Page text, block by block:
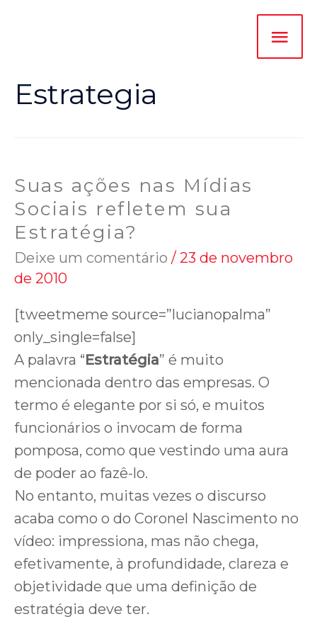
Estrategia
Suas ações nas Mídias
Sociais refletem sua
Estratégia?
Deixe um comentário / 23 de novembro
de 2010
[tweetmeme source=”lucianopalma”
only_single=false]
A palavra “Estratégia” é muito
mencionada dentro das empresas. O
termo é elegante por si só, e muitos
funcionários o invocam de forma
pomposa, como que vestindo uma aura
de poder ao fazê-lo.
No entanto, muitas vezes o discurso
acaba como o do Coronel Nascimento no
vídeo: impressiona, mas não chega,
efetivamente, à profundidade, clareza e
objetividade que uma definição de
estratégia deve ter.